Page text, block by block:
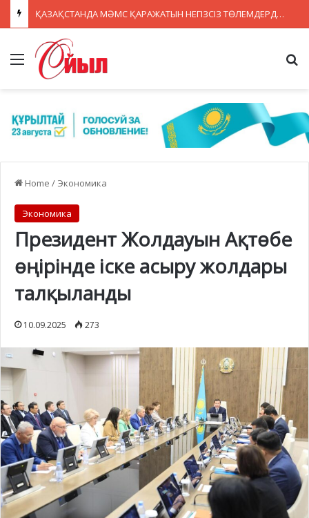
ҚАЗАҚСТАНДА МӘМС ҚАРАЖАТЫН НЕГІЗСІЗ ТӨЛЕМДЕРДЕН ҚОРҒАУДЫҢ ЖАҢА ЖҮЙЕСІ ҚҰРЫЛУДА
Menu
Home / Экономика
Экономика
Президент Жолдауын Ақтөбе
өңірінде іске асыру жолдары
талқыланды
10.09.2025 273